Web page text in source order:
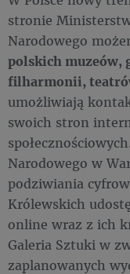
stronie
Narodowego
polskich
filharmonii,
umożliwiają
swoich stron
Narodowego w
podziwiania
Królewskich
online wraz z ich
Galeria Sztuki w
zaplanowanych